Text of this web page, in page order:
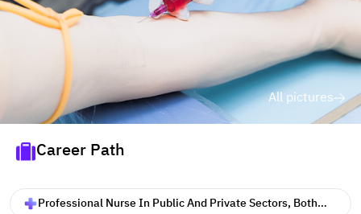
All pictures
Career Path
Professional Nurse In Public And Private Sectors, Both